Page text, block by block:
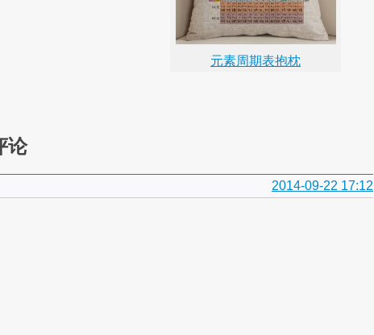
元素周期表抱枕
论
2014-09-22 17:12